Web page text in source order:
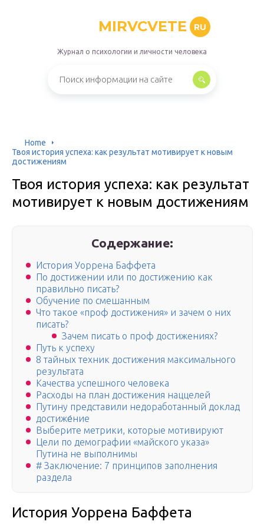
MIRVCVETE RU
Журнал о психологии и личности человека
Home
Твоя история успеха: как результат мотивирует к новым
достижениям
Твоя история успеха: как результат
мотивирует к новым достижениям
Содержание:
История Уоррена Баффета
По достижении или по достижению как
правильно писать?
Обучение по смешанным
Что такое «проф достижения» и зачем о них
писать?
Зачем писать о проф достижениях?
Путь к успеху
8 тайных техник достижения максимального
результата
Качества успешного человека
Расходы на план достижения наццелей
Путину представили недоработанный доклад
достиже́ние
Выберите метрики, которые мотивируют
Цели по демографии «майского указа»
Путина не выполнимы
# Заключение: 7 принципов заполнения
раздела
История Уоррена Баффета